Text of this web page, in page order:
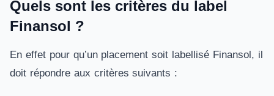
Quels sont les critères du label
Finansol ?
En effet pour qu’un placement soit labellisé Finansol, il
doit répondre aux critères suivants :